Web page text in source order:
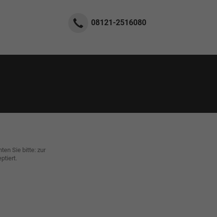
08121-2516080
Sie bitte: zur